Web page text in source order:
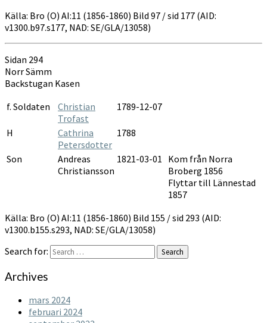
Källa: Bro (O) AI:11 (1856-1860) Bild 97 / sid 177 (AID:
v1300.b97.s177, NAD: SE/GLA/13058)
Sidan 294
Norr Sämm
Backstugan Kasen
f. Soldaten
Christian
Trofast
1789-12-07
H
Cathrina
Petersdotter
1788
Son
Andreas
Christiansson
1821-03-01 Kom från Norra
Broberg 1856
Flyttar till Lännestad
1857
Källa: Bro (O) AI:11 (1856-1860) Bild 155 / sid 293 (AID:
v1300.b155.s293, NAD: SE/GLA/13058)
Search for:
Search
Archives
mars 2024
februari 2024